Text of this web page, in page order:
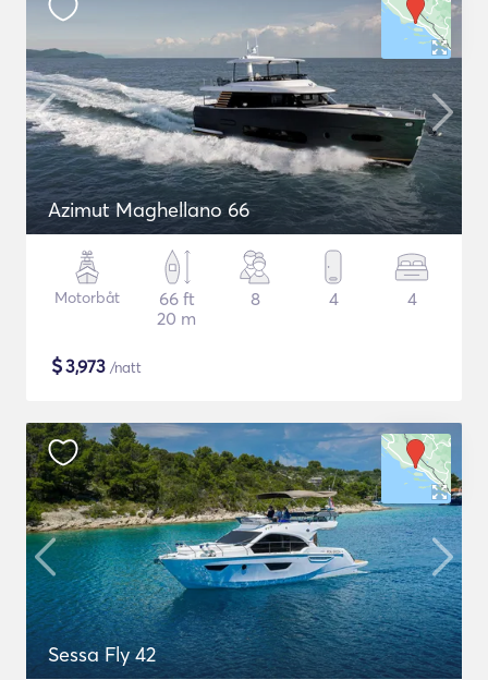
Azimut Maghellano 66
Motorbåt
66 ft
20 m
8 4 4
$3,973 /natt
Sessa Fly 42